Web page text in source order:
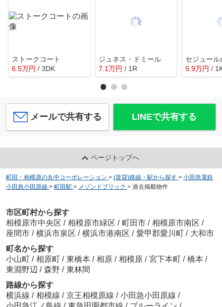
ストークコート
6.5万円 / 3DK
ジュネス・ドミール
7.1万円 / 1R
セジュール
5.9万円 /
メールで共有する LINEで共有する
ページトップへ
町田・相模原の丸中コーポレーション > (賃貸)路線・駅から探す > 小田急電鉄
小田急小田原線 > 町田駅 > メゾンドブリック > 過去掲載物件
市区町村から探す
相模原市中央区 / 相模原市緑区 / 町田市 / 相模原市南区 /
座間市 / 横浜市泉区 / 横浜市港南区 / 愛甲郡愛川町 / 大和市
町名から探す
小山町 / 相原町 / 東橋本 / 相原 / 相模原 / 宮下本町 / 橋本 /
東淵野辺 / 森野 / 東林間
路線から探す
横浜線 / 相模線 / 京王相模原線 / 小田急小田原線 /